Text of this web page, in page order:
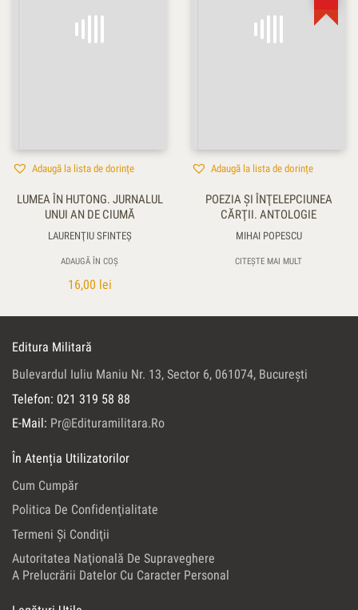
Adaugă la lista de dorințe
LUMEA ÎN HUTONG. JURNALUL
UNUI AN DE CIUMĂ
LAURENŢIU SFINTEȘ
ADAUGĂ ÎN COȘ
16,00 lei
Adaugă la lista de dorințe
POEZIA ŞI ÎNŢELEPCIUNEA
CĂRŢII. ANTOLOGIE
MIHAI POPESCU
CITEȘTE MAI MULT
Editura Militară
Bulevardul Iuliu Maniu Nr. 13, Sector 6, 061074, Bucureşti
Telefon: 021 319 58 88
E-Mail: Pr@edituramilitara.ro
În Atenția Utilizatorilor
Cum Cumpăr
Politica De Confidenţialitate
Termeni Şi Condiţii
Autoritatea Naţională De Supraveghere
A Prelucrării Datelor Cu Caracter Personal